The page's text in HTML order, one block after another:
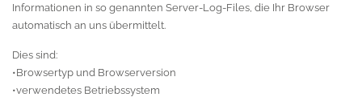
Informationen in so genannten Server-Log-Files, die Ihr Browser
automatisch an uns übermittelt.
Dies sind:
•Browsertyp und Browserversion
•verwendetes Betriebssystem